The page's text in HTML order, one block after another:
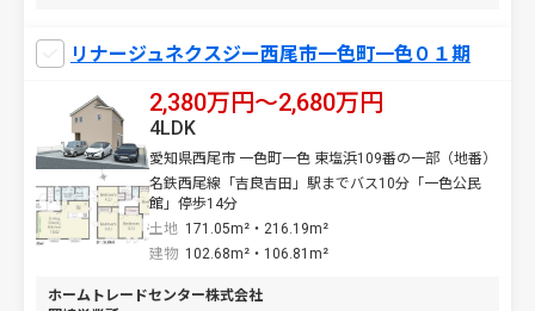
リナージュネクスジー西尾市一色町一色０１期
2,380万円〜2,680万円
愛知県西尾市 一色町一色 東塩浜109番の一部（地番）
名鉄西尾線「吉良吉田」駅までバス10分「一色公民
館」停歩14分
土地 171.05m²・216.19m²
4LDK
建物 102.68m²・106.81m²
ホームトレードセンター株式会社